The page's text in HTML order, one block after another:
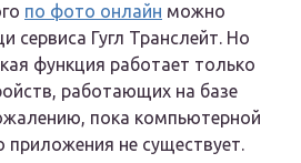
по фото онлайн можно
сервиса Гугл Транслейт. Но
функция работает только
работающих на базе
пока компьютерной
приложения не существует.